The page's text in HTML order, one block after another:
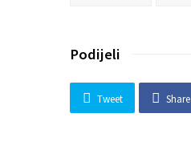
Podijeli
Tweet Share